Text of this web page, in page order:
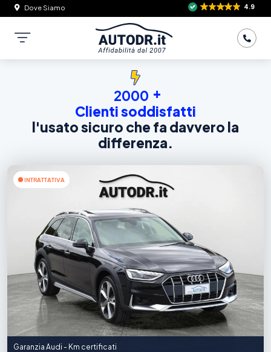
Dove Siamo 4.9
2000 +
Clienti soddisfatti
l'usato sicuro che fa davvero la
differenza.
INTRATTATIVA
Garanzia Audi - Km certificati